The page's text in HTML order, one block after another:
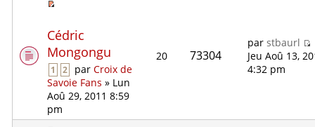
Cédric
Mongongu
1 2 parCroix de
Savoie Fans » Lun
Aoû 29, 2011 8:59
pm
20 73304
parstbaurl
Jeu Aoû 13,
4:32 pm